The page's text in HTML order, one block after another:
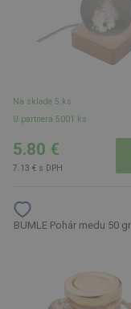
Na sklade 5 ks
U partnera 5001 ks
5.80 €
7.13 € s DPH
BUMLE Pohár medu 50